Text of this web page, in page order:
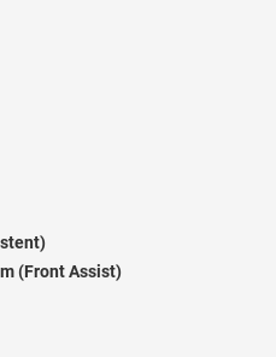
(Front Assist)